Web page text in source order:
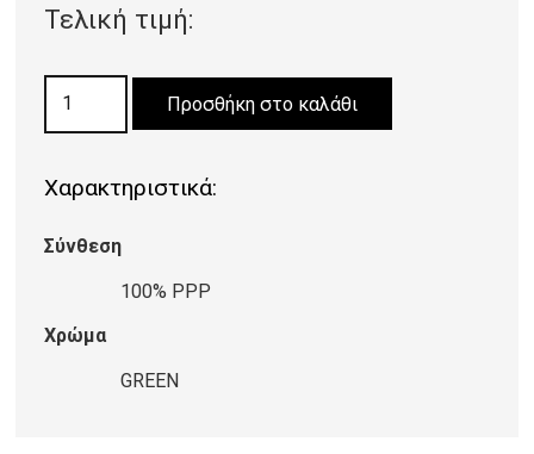
Τελική τιμή:
7211
Προσθήκη στο καλάθι
Χαρακτηριστικά:
Σύνθεση
100% PPP
Χρώμα
GREEN